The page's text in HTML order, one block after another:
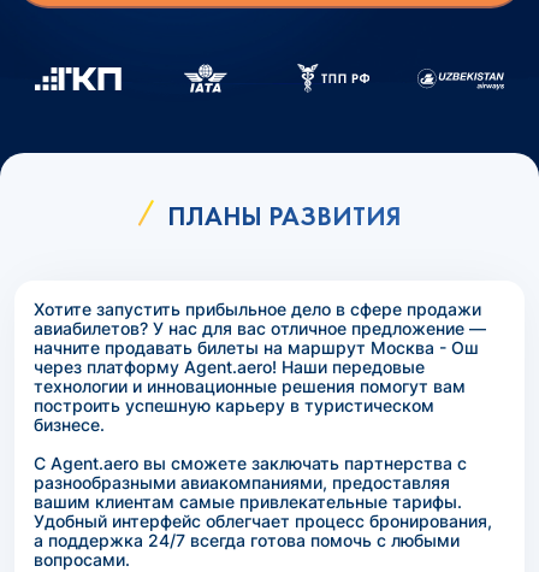
ПЛАНЫ РАЗВИТИЯ
Хотите запустить прибыльное дело в сфере продажи
авиабилетов? У нас для вас отличное предложение —
начните продавать билеты на маршрут Москва - Ош
через платформу Agent.aero! Наши передовые
технологии и инновационные решения помогут вам
построить успешную карьеру в туристическом
бизнесе.
С Agent.aero вы сможете заключать партнерства с
разнообразными авиакомпаниями, предоставляя
вашим клиентам самые привлекательные тарифы.
Удобный интерфейс облегчает процесс бронирования,
а поддержка 24/7 всегда готова помочь с любыми
вопросами.